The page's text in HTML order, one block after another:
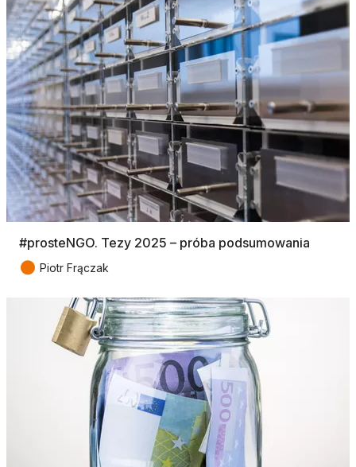
#prosteNGO. Tezy 2025 – próba podsumowania
● Piotr Frączak